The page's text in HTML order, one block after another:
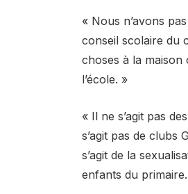
« Nous n’avons
conseil scolaire du
choses à la maison
l’école. »
« Il ne s’agit pas
s’agit pas de clubs
s’agit de la
enfants du primaire.